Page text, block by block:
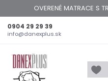
OVERENÉ MATRACE S
0904 29 29 39
info@danexplus.sk